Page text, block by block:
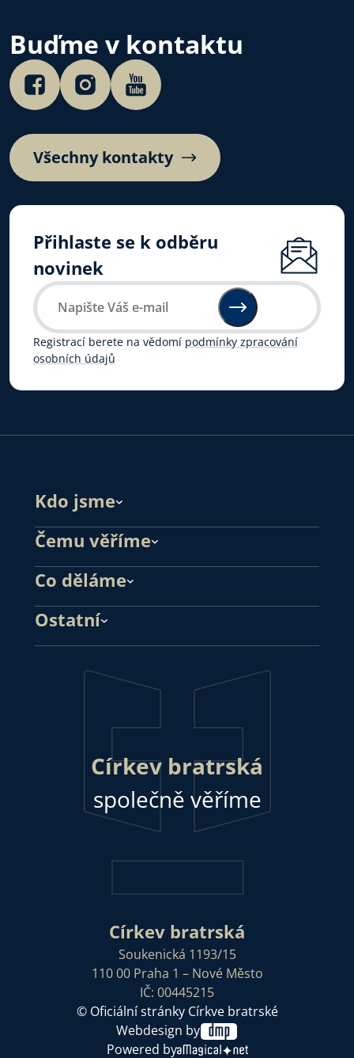
Buďme v kontaktu
Všechny kontakty
Přihlaste se k odběru
novinek
Registrací berete na vědomí podmínky zpracování
osobních údajů
Kdo jsme
Čemu věříme
Co děláme
Ostatní
Církev bratrská
společně věříme
Církev bratrská
Soukenická 1193/15
110 00 Praha 1 – Nové Město
IČ: 00445215
© Oficiální stránky Církve bratrské
Webdesign by
Powered by